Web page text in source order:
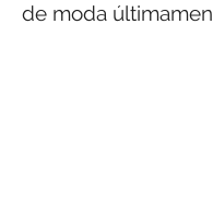
de moda